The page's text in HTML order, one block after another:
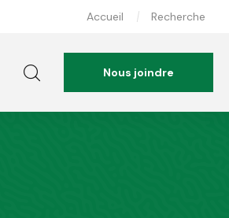
Accueil Recherche
Nous joindre